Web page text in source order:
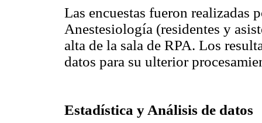
Las encuestas fueron realizadas
Anestesiología (residentes y
alta de la sala de RPA. Los
datos para su ulterior
Estadística y Análisis de datos